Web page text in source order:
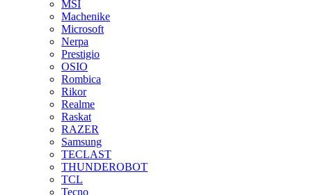
MSI
Machenike
Microsoft
Nerpa
Prestigio
OSIO
Rombica
Rikor
Realme
Raskat
RAZER
Samsung
TECLAST
THUNDEROBOT
TCL
Tecno